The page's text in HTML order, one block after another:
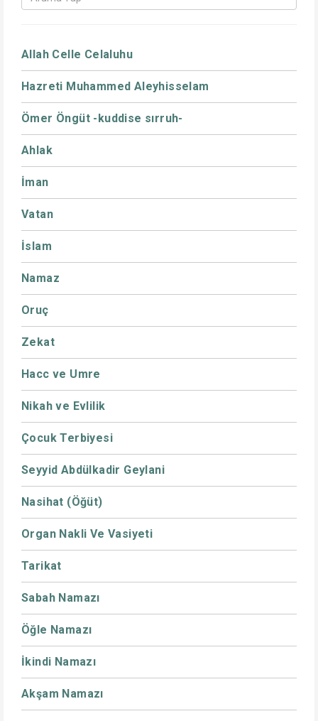
Allah Celle Celaluhu
Hazreti Muhammed Aleyhisselam
Ömer Öngüt -kuddise sırruh-
Ahlak
İman
Vatan
İslam
Namaz
Oruç
Zekat
Hacc ve Umre
Nikah ve Evlilik
Çocuk Terbiyesi
Seyyid Abdülkadir Geylani
Nasihat (Öğüt)
Organ Nakli Ve Vasiyeti
Tarikat
Sabah Namazı
Öğle Namazı
İkindi Namazı
Akşam Namazı